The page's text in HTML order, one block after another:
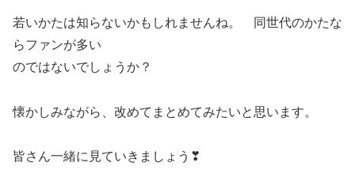
若いかたは知らないかもしれませんね。 同世代のかたな
らファンが多い
のではないでしょうか？
懐かしみながら、改めてまとめてみたいと思います。
皆さん一緒に見ていきましょう❣